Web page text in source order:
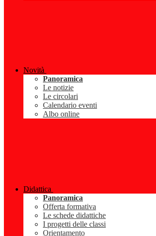
Novità
Panoramica
Le notizie
Le circolari
Calendario eventi
Albo online
Didattica
Panoramica
Offerta formativa
Le schede didattiche
I progetti delle classi
Orientamento